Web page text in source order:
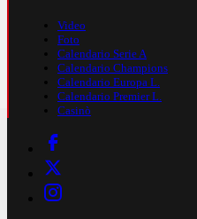
Video
Foto
Calendario Serie A
Calendario Champions
Calendario Europa L.
Calendario Premier L.
Casinò